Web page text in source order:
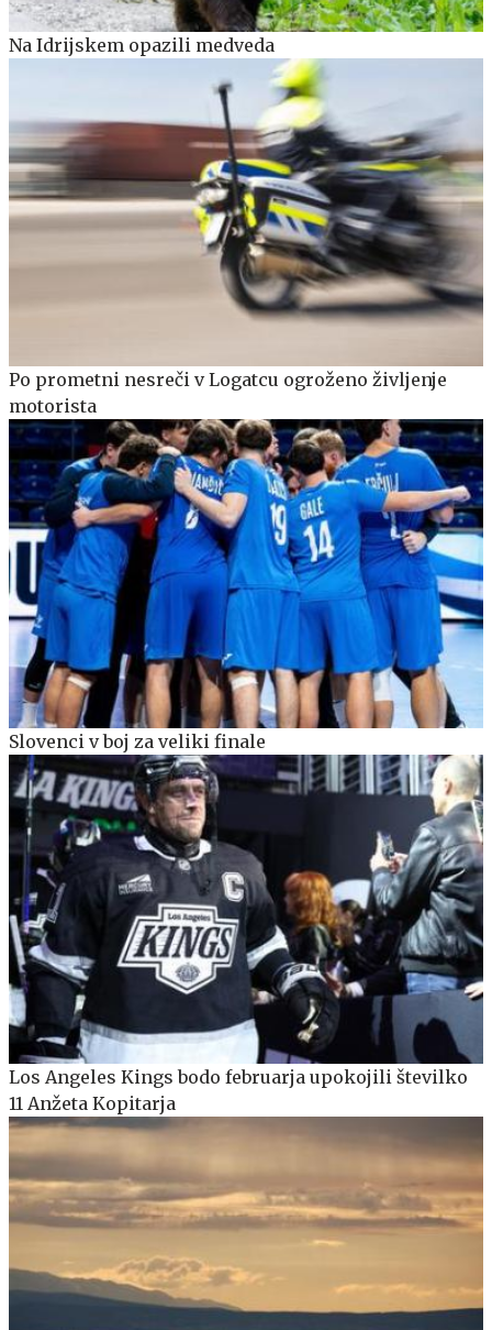
Na Idrijskem opazili medveda
Po prometni nesreči v Logatcu ogroženo življenje
motorista
Slovenci v boj za veliki finale
Los Angeles Kings bodo februarja upokojili številko
11 Anžeta Kopitarja